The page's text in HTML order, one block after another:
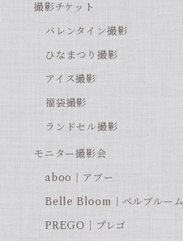
撮影チケット
バレンタイン撮影
ひなまつり撮影
アイス撮影
福袋撮影
ランドセル撮影
モニター撮影会
aboo｜アブー
Belle Bloom｜ベルブルーム
PREGO｜プレゴ